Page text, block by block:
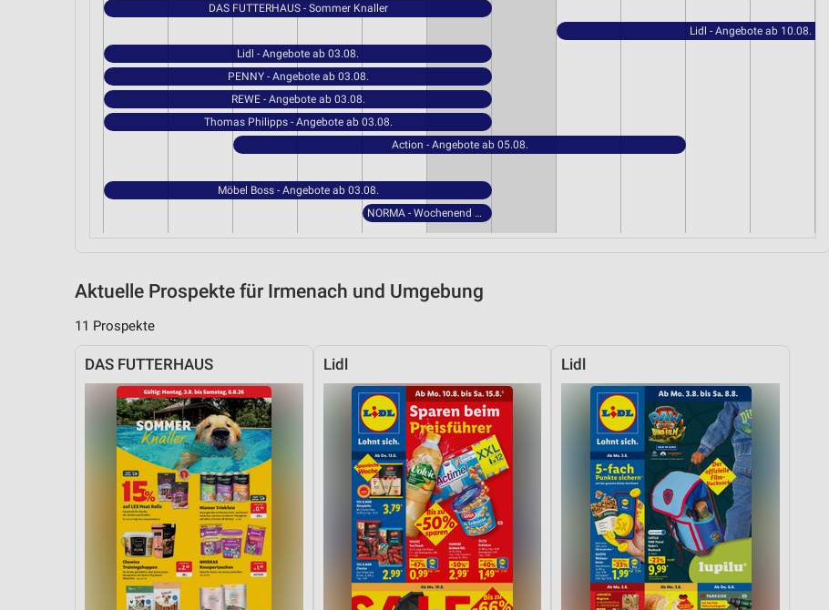
DAS FUTTERHAUS - Sommer Knaller
Lidl - Angebote ab 10.08.
Lidl - Angebote ab 03.08.
PENNY - Angebote ab 03.08.
REWE - Angebote ab 03.08.
Thomas Philipps - Angebote ab 03.08.
Action - Angebote ab 05.08.
Möbel Boss - Angebote ab 03.08.
NORMA - Wochenend Spezial
Aktuelle Prospekte für Irmenach und Umgebung
11 Prospekte
DAS FUTTERHAUS Lidl Lidl